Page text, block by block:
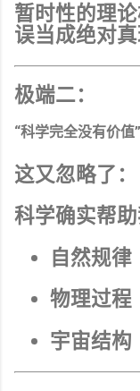
暂时性的理论
误当成绝对真
极端二：
“科学完全没有价值”
这又忽略了：
科学确实帮助
自然规律
物理过程
宇宙结构